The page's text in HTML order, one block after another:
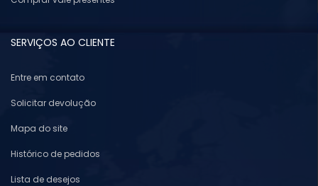
SERVIÇOS AO CLIENTE
Entre em contato
Solicitar devolução
Mapa do site
Histórico de pedidos
Lista de desejos